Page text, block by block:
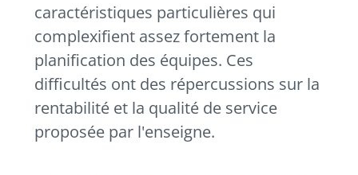
caractéristiques particulières qui
complexifient assez fortement la
planification des équipes. Ces
difficultés ont des répercussions sur la
rentabilité et la qualité de service
proposée par l'enseigne.